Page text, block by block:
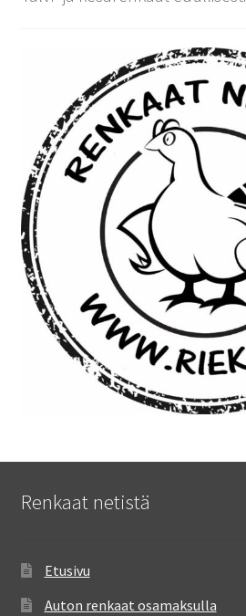
Renkaat netistä
Etusivu
Auton renkaat osamaksulla